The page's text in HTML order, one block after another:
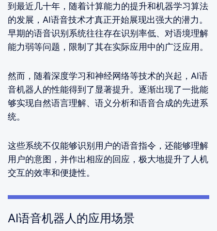
到最近几十年，随着计算能力的提升和机器学习算法
的发展，AI语音技术才真正开始展现出强大的潜力。
早期的语音识别系统往往存在识别率低、对语境理解
能力弱等问题，限制了其在实际应用中的广泛应用。
然而，随着深度学习和神经网络等技术的兴起，AI语
音机器人的性能得到了显著提升。逐渐出现了一批能
够实现自然语言理解、语义分析和语音合成的先进系
统。
这些系统不仅能够识别用户的语音指令，还能够理解
用户的意图，并作出相应的回应，极大地提升了人机
交互的效率和便捷性。
AI语音机器人的应用场景